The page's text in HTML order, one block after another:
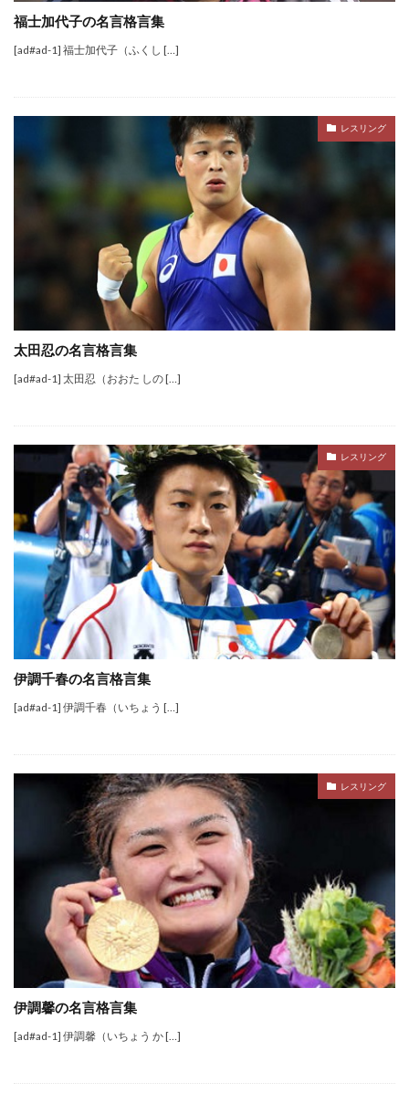
福士加代子の名言格言集
[ad#ad-1] 福士加代子（ふくし […]
レスリング
太田忍の名言格言集
[ad#ad-1] 太田忍（おおた しの […]
レスリング
伊調千春の名言格言集
[ad#ad-1] 伊調千春（いちょう […]
レスリング
伊調馨の名言格言集
[ad#ad-1] 伊調馨（いちょう か […]